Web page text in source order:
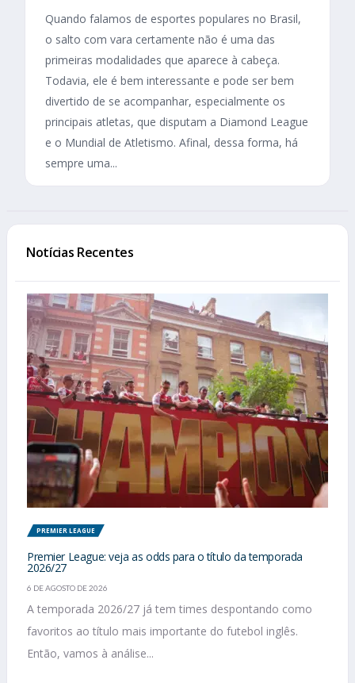
Quando falamos de esportes populares no Brasil,
o salto com vara certamente não é uma das
primeiras modalidades que aparece à cabeça.
Todavia, ele é bem interessante e pode ser bem
divertido de se acompanhar, especialmente os
principais atletas, que disputam a Diamond League
e o Mundial de Atletismo. Afinal, dessa forma, há
sempre uma...
Notícias Recentes
PREMIER LEAGUE
Premier League: veja as odds para o título da temporada
2026/27
6 DE AGOSTO DE 2026
A temporada 2026/27 já tem times despontando como
favoritos ao título mais importante do futebol inglês.
Então, vamos à análise...